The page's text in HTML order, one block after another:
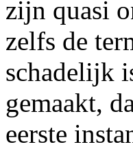
zijn quasi
zelfs de
schadelijk
gemaakt,
eerste